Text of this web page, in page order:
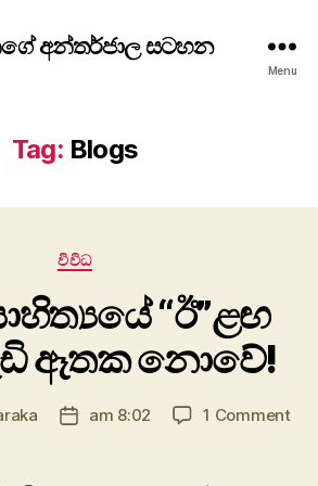
අන්තර්ජාල සටහන
Menu
Tag: Blogs
Categories
විවිධ
“ඊ”ළඟ
ඈතක නොවේ!
Postam 8:02 1 Commenton